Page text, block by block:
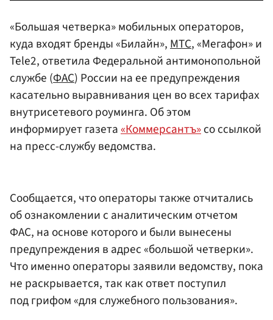
«Большая четверка» мобильных операторов,
куда входят бренды «Билайн»,МТС, «Мегафон» и
Tele2, ответила Федеральной антимонопольной
службе (ФАС) России на ее предупреждения
касательно выравнивания цен во всех тарифах
внутрисетевого роуминга. Об этом
информирует газета«Коммерсантъ»со ссылкой
на пресс-службу ведомства.
Сообщается, что операторы также отчитались
об ознакомлении с аналитическим отчетом
ФАС, на основе которого и были вынесены
предупреждения в адрес «большой четверки».
Что именно операторы заявили ведомству, пока
не раскрывается, так как ответ поступил
под грифом «для служебного пользования».